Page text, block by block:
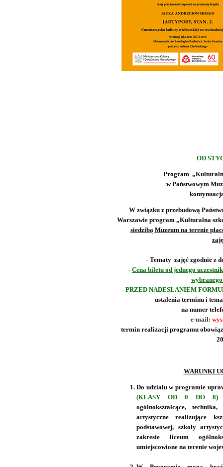
OD
Program
w Państwowym
W związku z przebudową
Warszawie program „Kulturalna
siedzibą Muzeum na terenie
- Tematy zajęć zgodnie z
- Cena biletu od jednego
- PRZED NADESŁANIEM
ustalenia terminu i
na numer
e-mail:
termin realizacji programu
WARUNKI
Do udziału w programie
(KLASY OD 0 DO 8) i
ogólnokształcące,
artystyczne realizujące
podstawowej, szkoły
zakresie liceum
umiejscowione na terenie